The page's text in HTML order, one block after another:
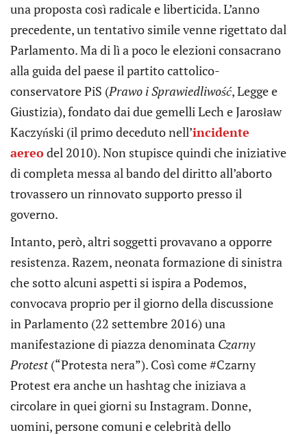
una proposta così radicale e liberticida. L’anno
precedente, un tentativo simile venne rigettato dal
Parlamento. Ma di lì a poco le elezioni consacrano
alla guida del paese il partito cattolico-
conservatore PiS (Prawo i Sprawiedliwość, Legge e
Giustizia), fondato dai due gemelli Lech e Jarosław
Kaczyński (il primo deceduto nell’incidente
aereodel 2010). Non stupisce quindi che iniziative
di completa messa al bando del diritto all’aborto
trovassero un rinnovato supporto presso il
governo.
Intanto, però, altri soggetti provavano a opporre
resistenza. Razem, neonata formazione di sinistra
che sotto alcuni aspetti si ispira a Podemos,
convocava proprio per il giorno della discussione
in Parlamento (22 settembre 2016) una
manifestazione di piazza denominata Czarny
Protest(“Protesta nera”). Così come #Czarny
Protest era anche un hashtag che iniziava a
circolare in quei giorni su Instagram. Donne,
uomini, persone comuni e celebrità dello